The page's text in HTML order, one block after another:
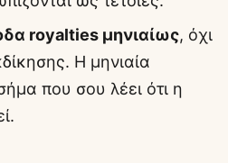
royalties μηνιαίως, όχι
Η μηνιαία
που σου λέει ότι η